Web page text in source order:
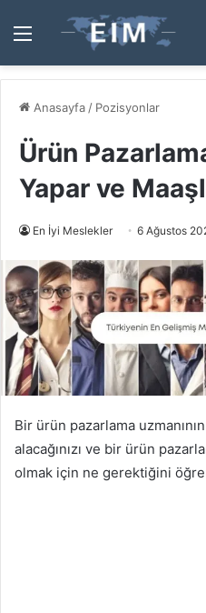
Menü
Anasayfa / Pozisyonlar
Ürün
Yapar ve
En İyi Meslekler 6 Ağustos
Bir ürün pazarlama
alacağınızı ve bir ürün
olmak için ne gerektiğini